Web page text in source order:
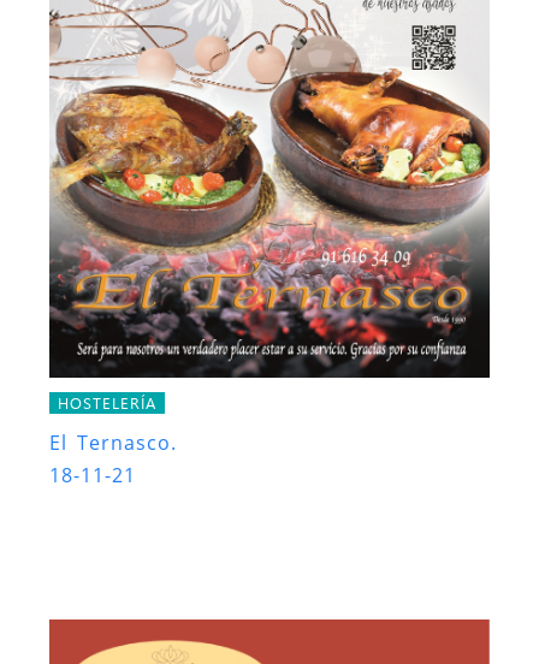
HOSTELERÍA
El Ternasco.
18-11-21